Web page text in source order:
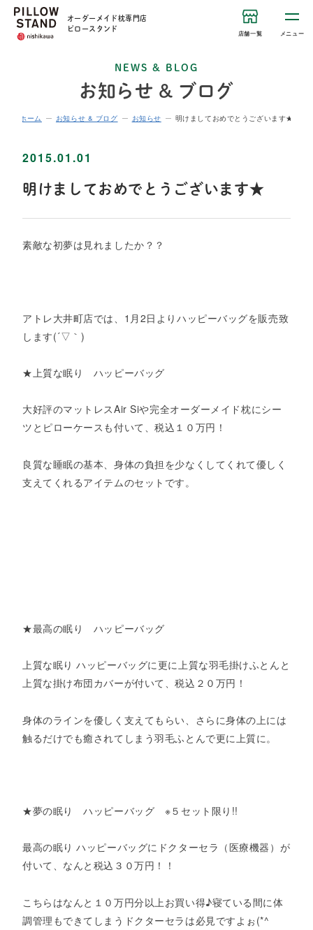
オーダーメイド枕専門店
ピロースタンド
店舗一覧 メニュー
NEWS & BLOG
お知らせ & ブログ
ホーム お知らせ & ブログ お知らせ 明けましておめでとうございます★
2015.01.01
明けましておめでとうございます★
素敵な初夢は見れましたか？？
アトレ大井町店では、1月2日よりハッピーバッグを販売致
します(´▽｀)
★上質な眠り ハッピーバッグ
大好評のマットレスAir Siや完全オーダーメイド枕にシー
ツとピローケースも付いて、税込１０万円！
良質な睡眠の基本、身体の負担を少なくしてくれて優しく
支えてくれるアイテムのセットです。
★最高の眠り ハッピーバッグ
上質な眠り ハッピーバッグに更に上質な羽毛掛けふとんと
上質な掛け布団カバーが付いて、税込２０万円！
身体のラインを優しく支えてもらい、さらに身体の上には
触るだけでも癒されてしまう羽毛ふとんで更に上質に。
★夢の眠り ハッピーバッグ ※５セット限り!!
最高の眠り ハッピーバッグにドクターセラ（医療機器）が
付いて、なんと税込３０万円！！
こちらはなんと１０万円分以上お買い得♪寝ている間に体
調管理もできてしまうドクターセラは必見ですよぉ(*^